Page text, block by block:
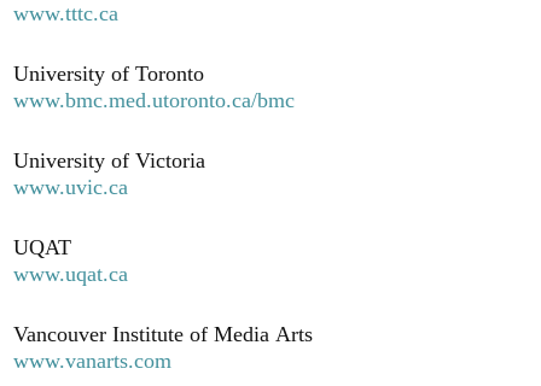
www.tttc.ca
University of Toronto
www.bmc.med.utoronto.ca/bmc
University of Victoria
www.uvic.ca
UQAT
www.uqat.ca
Vancouver Institute of Media Arts
www.vanarts.com